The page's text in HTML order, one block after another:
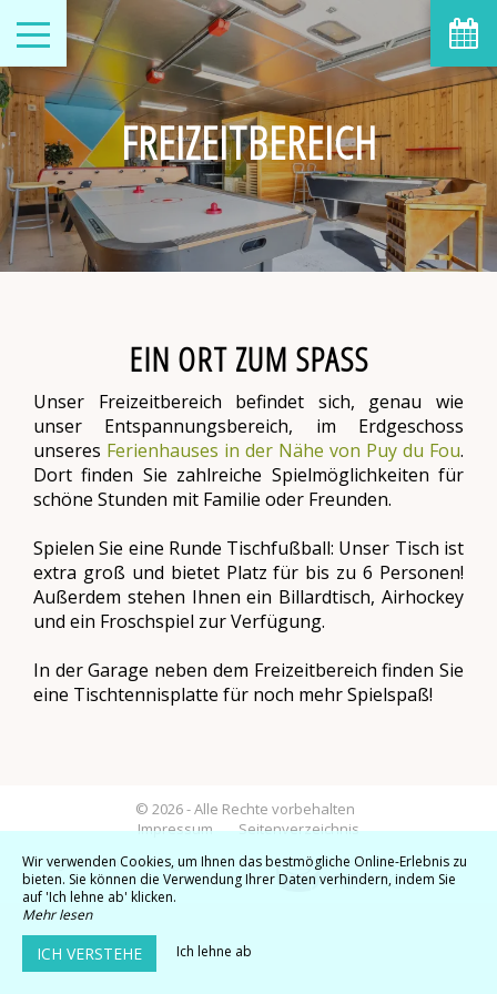
FREIZEITBEREICH
EIN ORT ZUM SPASS
Unser Freizeitbereich befindet sich, genau wie
unser Entspannungsbereich, im Erdgeschoss
unseres Ferienhauses in der Nähe von Puy du Fou.
Dort finden Sie zahlreiche Spielmöglichkeiten für
schöne Stunden mit Familie oder Freunden.
Spielen Sie eine Runde Tischfußball: Unser Tisch ist
extra groß und bietet Platz für bis zu 6 Personen!
Außerdem stehen Ihnen ein Billardtisch, Airhockey
und ein Froschspiel zur Verfügung.
In der Garage neben dem Freizeitbereich finden Sie
eine Tischtennisplatte für noch mehr Spielspaß!
© 2026 - Alle Rechte vorbehalten
Impressum
Seitenverzeichnis
Agence communication gîte
Wir verwenden Cookies, um Ihnen das bestmögliche Online-Erlebnis zu
bieten. Sie können die Verwendung Ihrer Daten verhindern, indem Sie
auf 'Ich lehne ab' klicken.
Mehr lesen
ICH VERSTEHE Ich lehne ab